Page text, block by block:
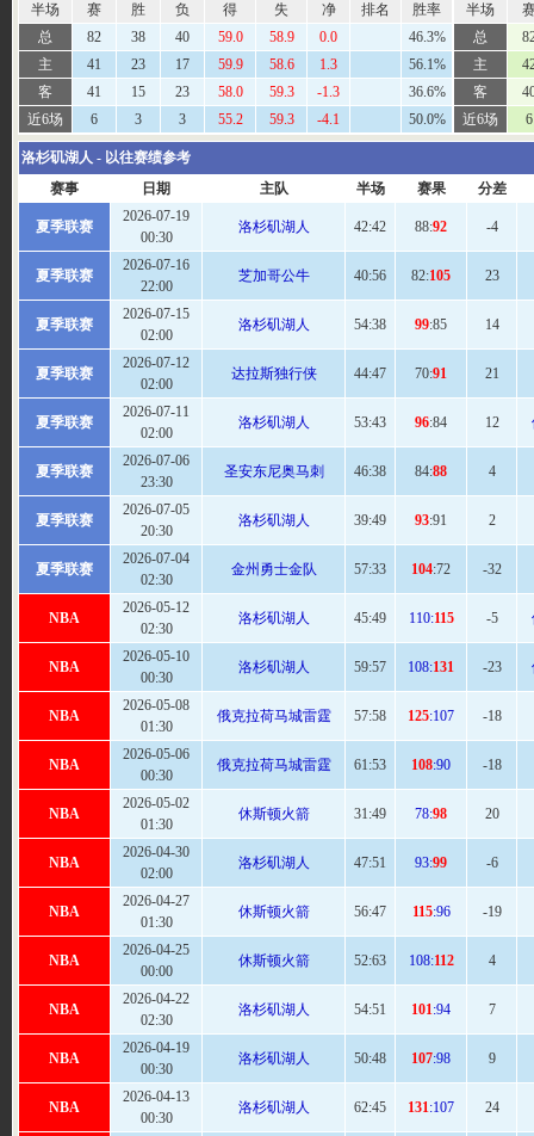
半场
赛 胜 负 得 失 净 排名
胜率
总
82 38 40 59.0 58.9 0.0
46.3%
主
41 23 17 59.9 58.6 1.3
56.1%
客
41 15 23 58.0 59.3 -1.3
36.6%
近6场
6 3 3 55.2 59.3 -4.1 50.0%
半场
总
主
客
近6场
6
洛杉矶湖人 - 以往赛绩参考
赛事
日期 主队 半场 赛果 分差
夏季联赛
2026-07-19
00:30
洛杉矶湖人 42:42 88:92 -4
夏季联赛
2026-07-16
22:00
芝加哥公牛 40:56 82:105 23
夏季联赛
2026-07-15
02:00
洛杉矶湖人 54:38 99:85 14
夏季联赛
2026-07-12
02:00
达拉斯独行侠 44:47 70:91 21
夏季联赛
2026-07-11
02:00
洛杉矶湖人 53:43 96:84 12
夏季联赛
2026-07-06
23:30
圣安东尼奥马刺 46:38 84:88 4
夏季联赛
2026-07-05
20:30
洛杉矶湖人 39:49 93:91 2
夏季联赛
2026-07-04
02:30
金州勇士金队 57:33 104:72 -32
NBA
2026-05-12
02:30
洛杉矶湖人 45:49 110:115 -5
NBA
2026-05-10
00:30
洛杉矶湖人 59:57 108:131 -23
NBA
2026-05-08
01:30
俄克拉荷马城雷霆 57:58 125:107 -18
NBA
2026-05-06
00:30
俄克拉荷马城雷霆 61:53 108:90 -18
NBA
2026-05-02
01:30
休斯顿火箭 31:49 78:98 20
NBA
2026-04-30
02:00
洛杉矶湖人 47:51 93:99 -6
NBA
2026-04-27
01:30
休斯顿火箭 56:47 115:96 -19
NBA
2026-04-25
00:00
休斯顿火箭 52:63 108:112 4
NBA
2026-04-22
02:30
洛杉矶湖人 54:51 101:94 7
NBA
2026-04-19
00:30
洛杉矶湖人 50:48 107:98 9
NBA
2026-04-13
00:30
洛杉矶湖人 62:45 131:107 24